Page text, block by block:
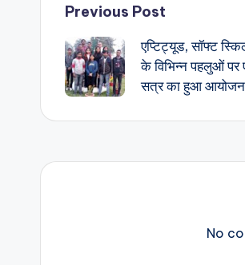
Post
navigation
Previous Post
एप्टिट्यूड, सॉफ्ट
के विभिन्न पहलुओं
सत्र का हुआ आयोजन
No